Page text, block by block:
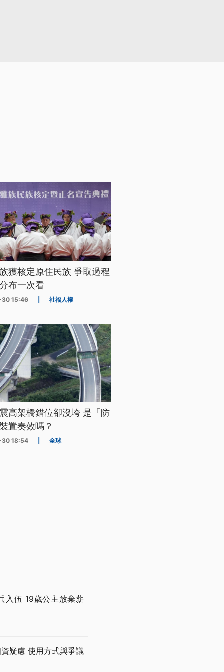
獲核定原住民族 爭取過程
布一次看
15:46 社福人權
高架橋錯位卻沒垮 是「防
置奏效嗎？
18:54 全球
入伍 19歲公主放棄薪
疑慮 使用方式與爭議